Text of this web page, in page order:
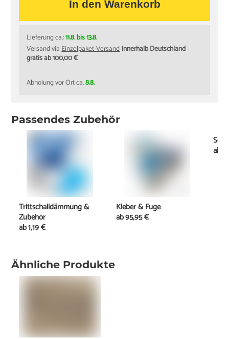
In den Warenkorb
Lieferung ca.:11.8. bis 13.8.
Versand viaEinzelpaket-Versandinnerhalb Deutschland
gratis ab 100,00 €
Abholung vor Ort ca.8.8.
Ähnliche Produkte
Passendes Zubehör
Trittschalldämmung &
Zubehör
ab1,19 €
Kleber & Fuge
ab95,95 €
ab